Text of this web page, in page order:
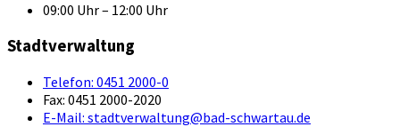
09:00 Uhr – 12:00 Uhr
Stadtverwaltung
Telefon: 0451 2000-0
Fax: 0451 2000-2020
E-Mail: stadtverwaltung@bad-schwartau.de